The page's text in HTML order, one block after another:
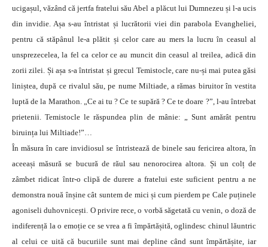
ucigașul, văzând că jertfa fratelui său Abel a plăcut lui Dumnezeu și l-a ucis
din invidie. Așa s-au întristat și lucrătorii viei din parabola Evangheliei,
pentru că stăpânul le-a plătit și celor care au mers la lucru în ceasul al
unsprezecelea, la fel ca celor ce au muncit din ceasul al treilea, adică din
zorii zilei. Și așa s-a întristat și grecul Temistocle, care nu-și mai putea găsi
liniștea, după ce rivalul său, pe nume Miltiade, a rămas biruitor în vestita
luptă de la Marathon. „Ce ai tu ? Ce te supără ? Ce te doare ?”, l-au întrebat
prietenii. Temistocle le răspundea plin de mânie: „ Sunt amărât pentru
biruința lui Miltiade!”…
În măsura în care invidiosul se întristează de binele sau fericirea altora, în
aceeași măsură se bucură de răul sau nenorocirea altora. Și un colț de
zâmbet ridicat într-o clipă de durere a fratelui este suficient pentru a ne
demonstra nouă înșine cât suntem de mici și cum pierdem pe Cale puținele
agoniseli duhovnicești. O privire rece, o vorbă săgetată cu venin, o doză de
indiferență la o emoție ce se vrea a fi împărtășită, oglindesc chinul lăuntric
al celui ce uită că bucuriile sunt mai depline când sunt împărtășite, iar